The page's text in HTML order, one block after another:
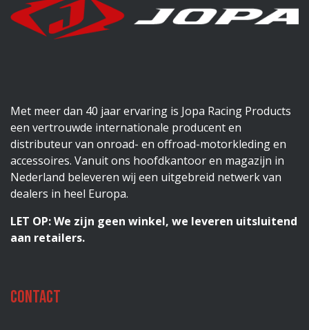
Met meer dan 40 jaar ervaring is Jopa Racing Products
een vertrouwde internationale producent en
distributeur van onroad- en offroad-motorkleding en
accessoires. Vanuit ons hoofdkantoor en magazijn in
Nederland beleveren wij een uitgebreid netwerk van
dealers in heel Europa.
LET OP: We zijn geen winkel, we leveren uitsluitend
aan retailers.
Contact